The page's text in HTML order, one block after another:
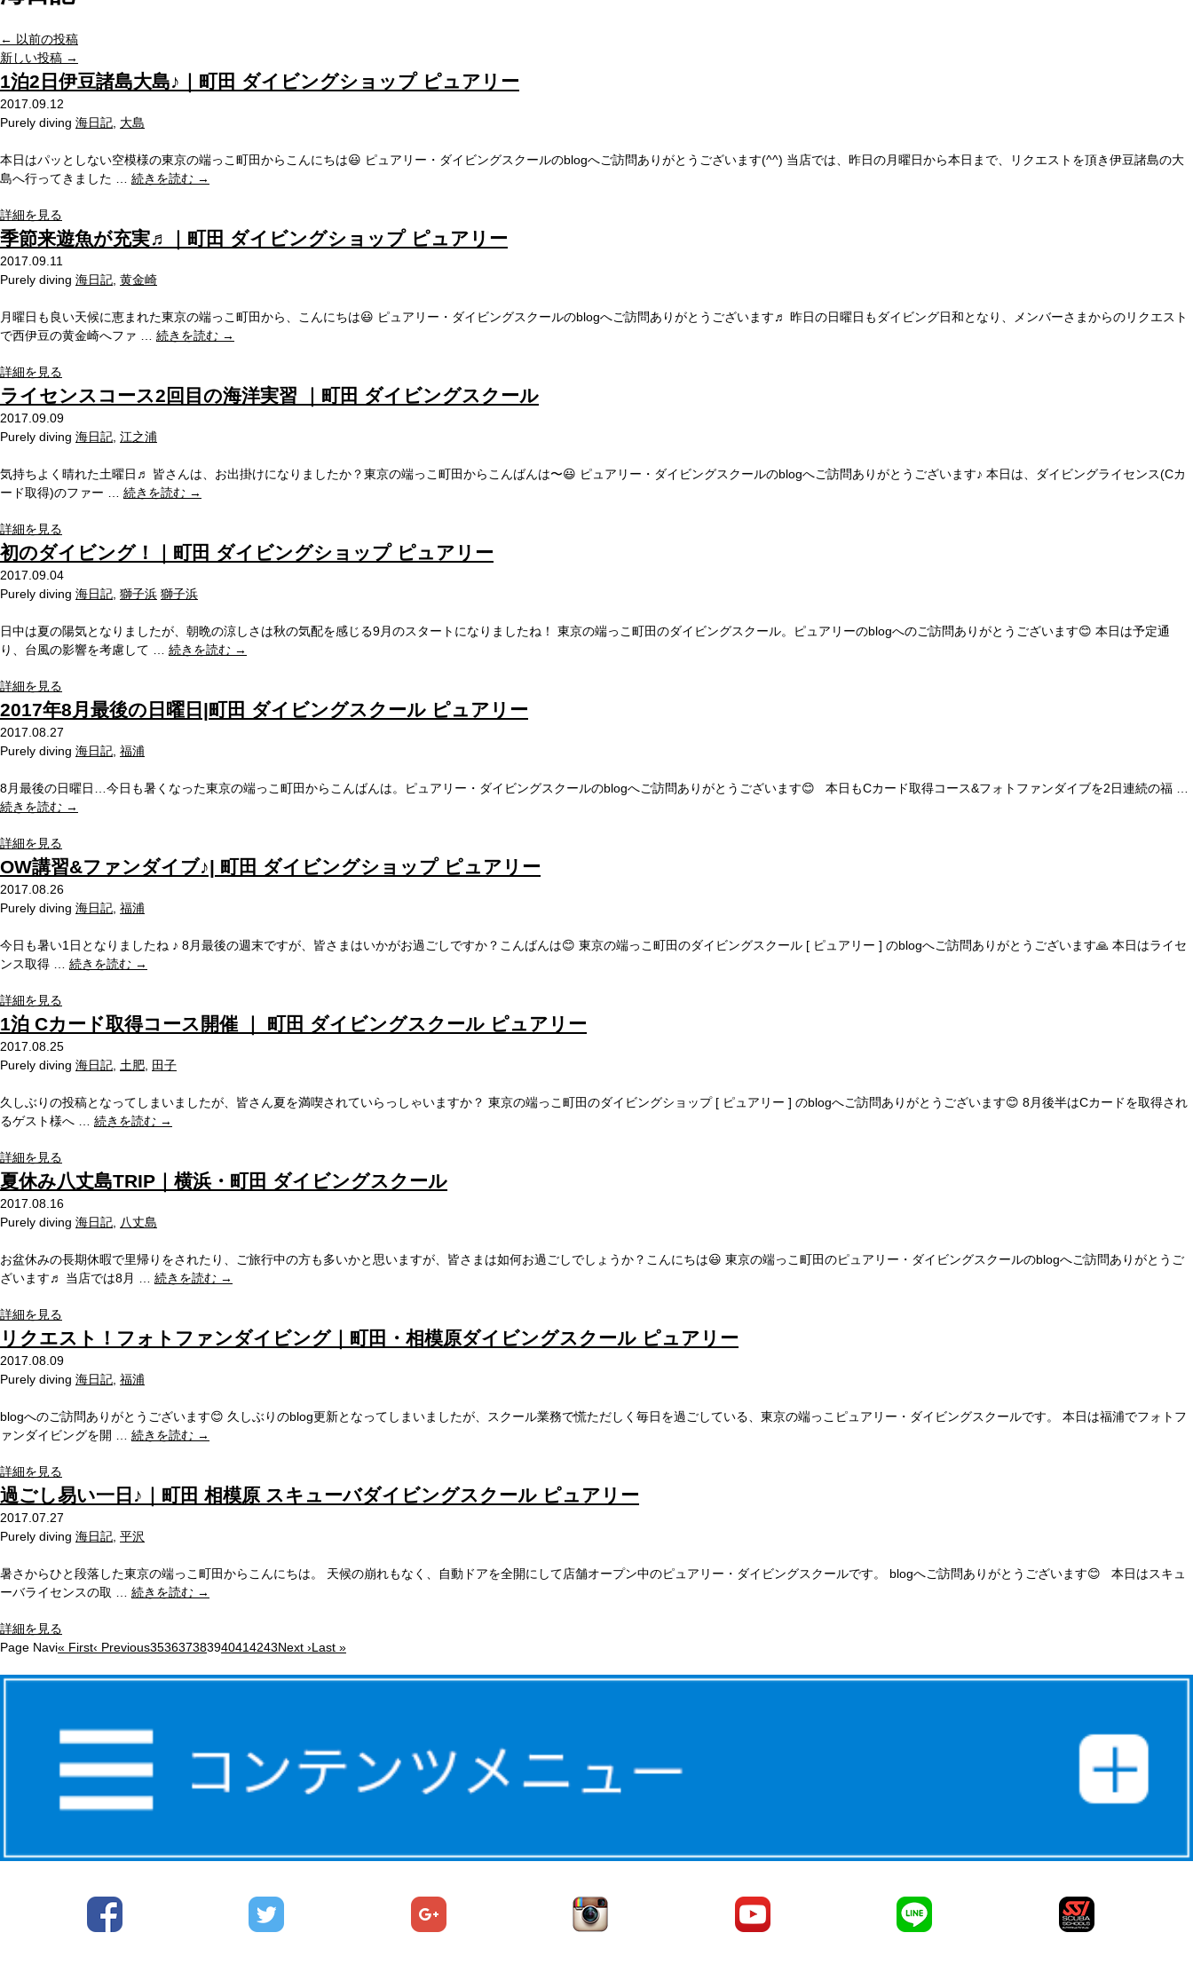
← 以前の投稿
新しい投稿 →
1泊2日伊豆諸島大島♪｜町田 ダイビングショップ ピュアリー
2017.09.12
Purely diving 海日記 大島
本日はパッとしない空模様の東京の端っこ町田からこんにちは😃 ピュアリー・ダイビングスクールのblogへご訪問ありがとうございます(^^) 当店では、昨日の月曜日から本日まで、リクエストを頂き伊豆諸島の大
島へ行ってきました … 続きを読む →
詳細を見る
季節来遊魚が充実♬｜町田 ダイビングショップ ピュアリー
2017.09.11
Purely diving 海日記 黄金崎
月曜日も良い天候に恵まれた東京の端っこ町田から、こんにちは😃 ピュアリー・ダイビングスクールのblogへご訪問ありがとうございます♬ 昨日の日曜日もダイビング日和となり、メンバーさまからのリクエスト
で西伊豆の黄金崎へファ … 続きを読む →
詳細を見る
ライセンスコース2回目の海洋実習 ｜町田 ダイビングスクール
2017.09.09
Purely diving 海日記 江之浦
気持ちよく晴れた土曜日♬ 皆さんは、お出掛けになりましたか？東京の端っこ町田からこんばんは〜😃 ピュアリー・ダイビングスクールのblogへご訪問ありがとうございます♪ 本日は、ダイビングライセンス(Cカ
ード取得)のファー … 続きを読む →
詳細を見る
初のダイビング！｜町田 ダイビングショップ ピュアリー
2017.09.04
Purely diving 海日記 獅子浜 獅子浜
日中は夏の陽気となりましたが、朝晩の涼しさは秋の気配を感じる9月のスタートになりましたね！ 東京の端っこ町田のダイビングスクール。ピュアリーのblogへのご訪問ありがとうございます😊 本日は予定通
り、台風の影響を考慮して … 続きを読む →
詳細を見る
2017年8月最後の日曜日|町田 ダイビングスクール ピュアリー
2017.08.27
Purely diving 海日記 福浦
8月最後の日曜日…今日も暑くなった東京の端っこ町田からこんばんは。ピュアリー・ダイビングスクールのblogへご訪問ありがとうございます😊 本日もCカード取得コース&フォトファンダイブを2日連続の福 …
続きを読む →
詳細を見る
OW講習&ファンダイブ♪| 町田 ダイビングショップ ピュアリー
2017.08.26
Purely diving 海日記 福浦
今日も暑い1日となりましたね ♪ 8月最後の週末ですが、皆さまはいかがお過ごしですか？こんばんは😊 東京の端っこ町田のダイビングスクール [ ピュアリー ] のblogへご訪問ありがとうございます🙏 本日はライセ
ンス取得 … 続きを読む →
詳細を見る
1泊 Cカード取得コース開催 ｜ 町田 ダイビングスクール ピュアリー
2017.08.25
Purely diving 海日記 土肥 田子
久しぶりの投稿となってしまいましたが、皆さん夏を満喫されていらっしゃいますか？ 東京の端っこ町田のダイビングショップ [ ピュアリー ] のblogへご訪問ありがとうございます😊 8月後半はCカードを取得され
るゲスト様へ … 続きを読む →
詳細を見る
夏休み八丈島TRIP｜横浜・町田 ダイビングスクール
2017.08.16
Purely diving 海日記 八丈島
お盆休みの長期休暇で里帰りをされたり、ご旅行中の方も多いかと思いますが、皆さまは如何お過ごしでしょうか？こんにちは😃 東京の端っこ町田のピュアリー・ダイビングスクールのblogへご訪問ありがとうご
ざいます♬ 当店では8月 … 続きを読む →
詳細を見る
リクエスト！フォトファンダイビング｜町田・相模原ダイビングスクール ピュアリー
2017.08.09
Purely diving 海日記 福浦
blogへのご訪問ありがとうございます😊 久しぶりのblog更新となってしまいましたが、スクール業務で慌ただしく毎日を過ごしている、東京の端っこピュアリー・ダイビングスクールです。 本日は福浦でフォトフ
ァンダイビングを開 … 続きを読む →
詳細を見る
過ごし易い一日♪｜町田 相模原 スキューバダイビングスクール ピュアリー
2017.07.27
Purely diving 海日記 平沢
暑さからひと段落した東京の端っこ町田からこんにちは。 天候の崩れもなく、自動ドアを全開にして店舗オープン中のピュアリー・ダイビングスクールです。 blogへご訪問ありがとうございます😊 本日はスキュ
ーバライセンスの取 … 続きを読む →
詳細を見る
Page Navi« First‹ Previous353637383940414243Next ›Last »